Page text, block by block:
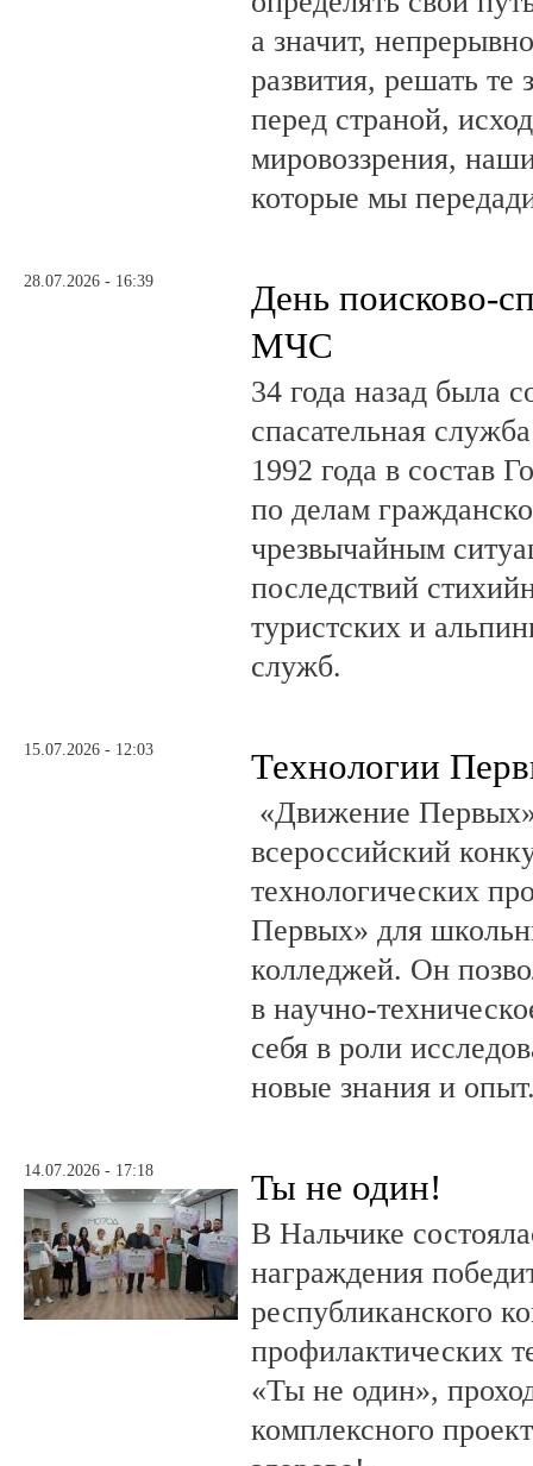
а значит,
развития, решать те
перед страной,
мировоззрения,
которые мы
28.07.2026 - 16:39
День поисково-
МЧС
34 года назад была
спасательная
1992 года в состав
по делам
чрезвычайным
последствий
туристских и
служб.
15.07.2026 - 12:03 Технологии
«Движение Первых»
всероссийский
технологических
Первых» для
колледжей. Он
в научно-
себя в роли
новые знания и
14.07.2026 - 17:18 Ты не один!
В Нальчике
награждения
республиканского
профилактических
«Ты не один»,
комплексного